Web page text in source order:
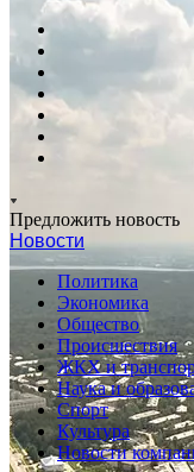
Предложить новость
Новости
Политика
Экономика
Общество
Происшествия
ЖКХ и
Наука и
Спорт
Культура
Новости